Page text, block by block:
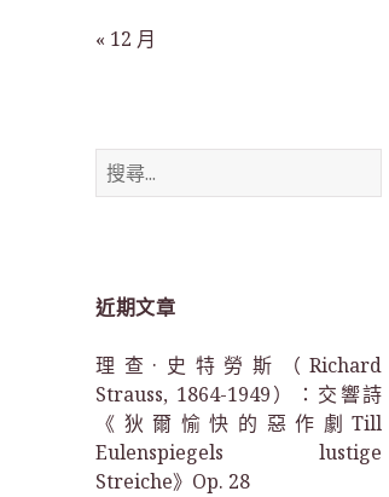
« 12 月
搜
尋
近期文章
理查·史特勞斯（Richard
Strauss, 1864-1949）：交響詩
《狄爾愉快的惡作劇Till
Eulenspiegels lustige
Streiche》Op. 28